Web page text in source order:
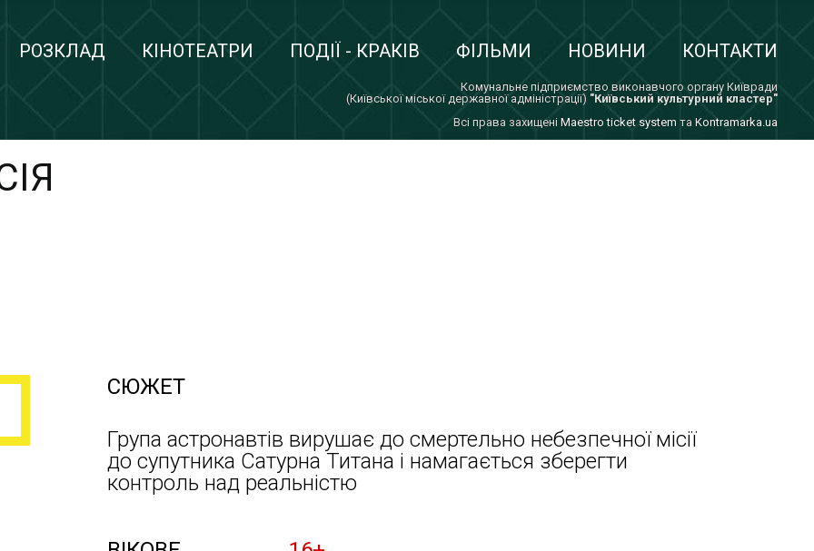
РОЗКЛАД КІНОТЕАТРИ ПОДІЇ - КРАКІВ ФІЛЬМИ НОВИНИ КОНТАКТИ
Комунальне підприємство виконавчого органу Київради
(Київської міської державної адміністрації) "Київський культурний кластер"
Всi права захищенi Maestro ticket system та Kontramarka.ua
СЮЖЕТ
Група астронавтів вирушає до смертельно небезпечної місії
до супутника Сатурна Титана і намагається зберегти
контроль над реальністю